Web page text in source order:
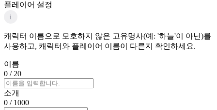
플레이어 설정
i
캐릭터 이름으로 모호하지 않은 고유명사(예: '하늘'이 아닌)를
사용하고, 캐릭터와 플레이어 이름이 다른지 확인하세요.
이름
0 / 20
소개
0 / 1000